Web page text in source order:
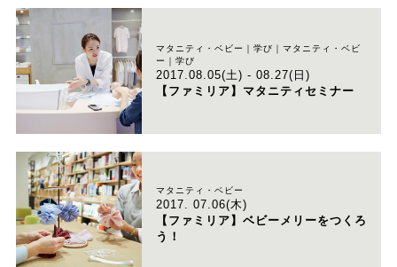
マタニティ・ベビー｜学び｜マタニティ・ベビ
ー｜学び
2017.08.05(土) - 08.27(日)
【ファミリア】マタニティセミナー
マタニティ・ベビー
2017. 07.06(木)
【ファミリア】ベビーメリーをつくろ
う！